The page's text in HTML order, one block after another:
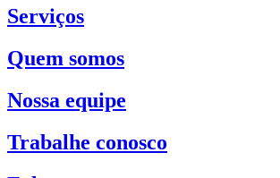
Serviços
Quem somos
Nossa equipe
Trabalhe conosco